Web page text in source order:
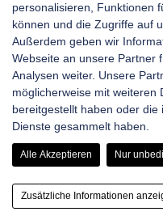
Radio
Pottendorfer
+43
Impressum
Haftungsausschluss
personalisieren, Funktionen
können und die Zugriffe auf
Außerdem geben wir
Webseite an unsere Partner
Analysen weiter. Unsere
möglicherweise mit weiteren
bereitgestellt haben oder
Dienste gesammelt haben.
Alle Akzeptieren Nur
Zusätzliche Informationen